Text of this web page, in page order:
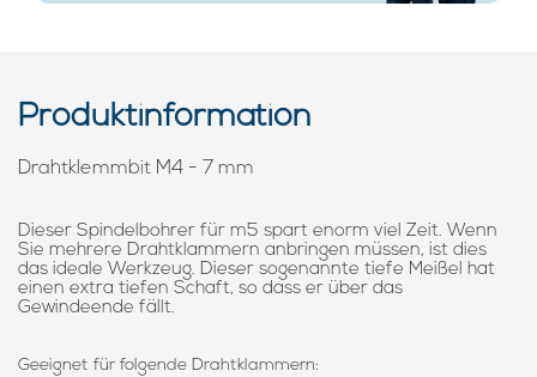
Produktinformation
Drahtklemmbit M4 - 7 mm
Dieser Spindelbohrer für m5 spart enorm viel Zeit. Wenn
Sie mehrere Drahtklammern anbringen müssen, ist dies
das ideale Werkzeug. Dieser sogenannte tiefe Meißel hat
einen extra tiefen Schaft, so dass er über das
Gewindeende fällt.
Geeignet für folgende Drahtklammern: